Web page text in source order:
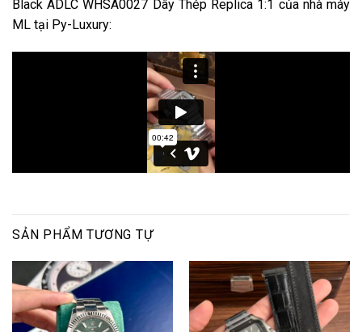
Black ADLC WHSA0027 Dây Thép Replica 1:1 của nhà máy
ML tại Py-Luxury:
SẢN PHẨM TƯƠNG TỰ